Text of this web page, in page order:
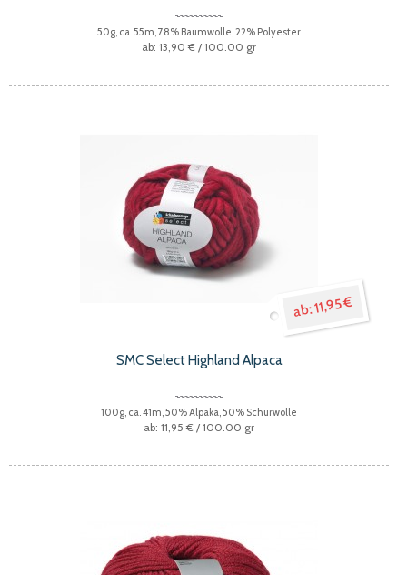
50g, ca. 55m, 78% Baumwolle, 22% Polyester
13,90 € / 100.00 gr
11,95 €
SMC Select Highland Alpaca
100g, ca. 41m, 50% Alpaka, 50% Schurwolle
11,95 € / 100.00 gr